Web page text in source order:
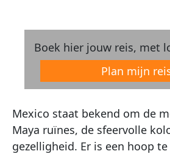
Boek hier jouw reis, met
Plan mijn
Mexico staat bekend om de
Maya ruïnes, de sfeervolle
gezelligheid. Er is een hoop